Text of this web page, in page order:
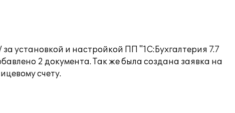
установкой и настройкой ПП "1С:Бухгалтерия 7.7
2 документа. Так же была создана заявка на
счету.